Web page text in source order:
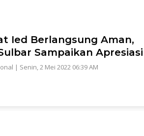
Ied Berlangsung Aman,
Sampaikan Apresiasi
| Senin, 2 Mei 2022 06:39 AM